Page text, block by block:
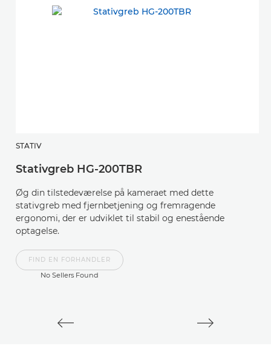
STATIV
Stativgreb HG-200TBR
Øg din tilstedeværelse på kameraet med dette
stativgreb med fjernbetjening og fremragende
ergonomi, der er udviklet til stabil og enestående
optagelse.
FIND EN FORHANDLER
No Sellers Found